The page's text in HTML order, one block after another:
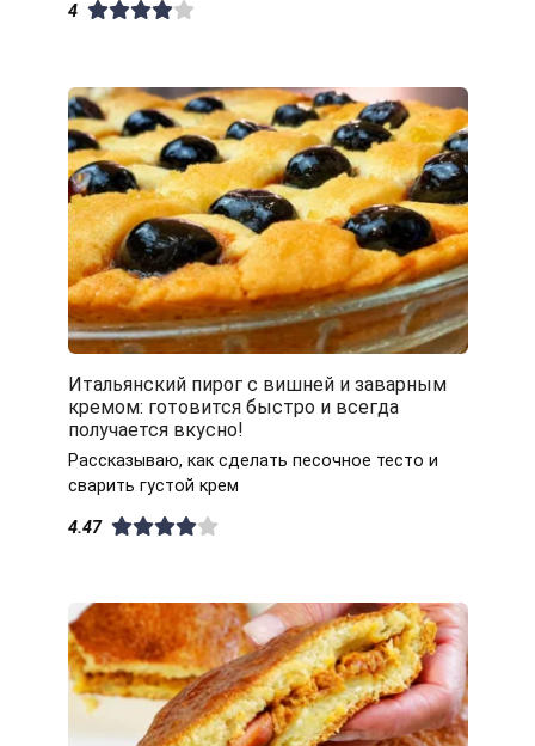
4
Итальянский пирог с вишней и заварным
кремом: готовится быстро и всегда
получается вкусно!
Рассказываю, как сделать песочное тесто и
сварить густой крем
4.47